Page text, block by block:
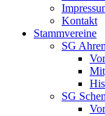
Kontakt
Stammvereine
SG
SG